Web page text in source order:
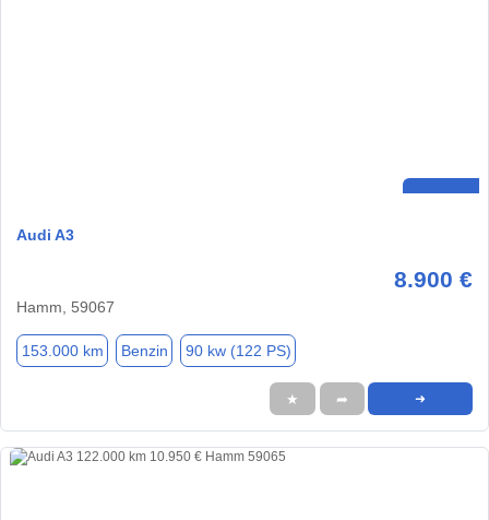
Audi A3
8.900 €
Hamm, 59067
153.000 km Benzin 90 kw (122 PS)
★ ➦ ➜